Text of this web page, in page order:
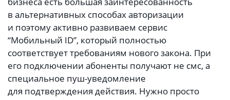
в альтернативных способах авторизации
и поэтому активно развиваем сервис
“Мобильный ID”, который полностью
соответствует требованиям нового закона. При
его подключении абоненты получают не смс, а
специальное пуш-уведомление
для подтверждения действия. Нужно просто